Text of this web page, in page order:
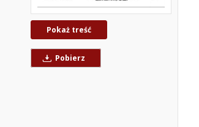
Pokaż treść
Pobierz